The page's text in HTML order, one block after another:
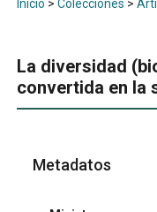
Inicio > Colecciones >
La diversidad
convertida en la
Metadatos